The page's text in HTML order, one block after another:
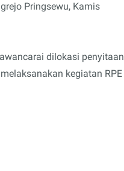
Pringsewu, Kamis
dilokasi penyitaan
kegiatan RPE